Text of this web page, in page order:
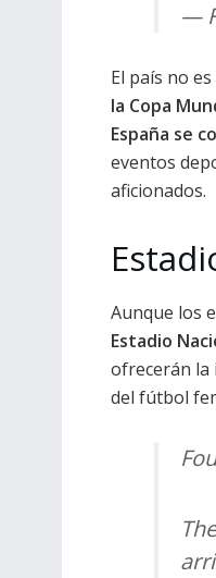
—
El país no
la Copa
España se
eventos
aficionados.
Aunque los
Estadio
ofrecerán la
del fútbol